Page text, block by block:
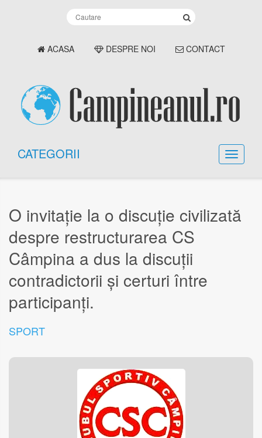
ACASA DESPRE NOI CONTACT
CATEGORII
O invitație la o discuție civilizată
despre restructurarea CS
Câmpina a dus la discuții
contradictorii și certuri între
participanți.
SPORT